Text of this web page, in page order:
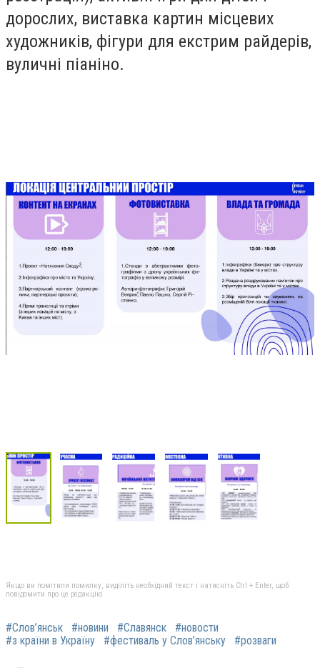
дорослих, виставка картин місцевих
художників, фігури для екстрим райдерів,
вуличні піаніно.
Якщо ви помітили помилку, виділіть необхідний текст і натисніть Ctrl + Enter, щоб
повідомити про це редакцію
#Слов’янськ #новини #Славянск
#новости
#з країни в Україну
#фестиваль у Слов’янську #розваги